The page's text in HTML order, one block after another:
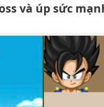
và úp sức